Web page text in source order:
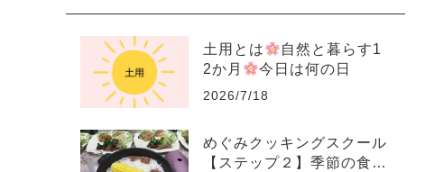
土用とは
自然と暮らす1
2か月
今日は何の日
2026/7/18
めぐみクッキングスクール
【ステップ２】季節の食養